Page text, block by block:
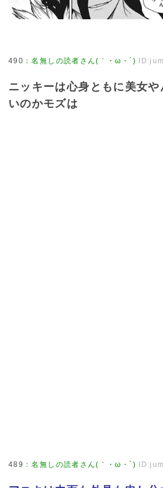
490 ：名無しの読者さん(｀・ω・´)
ニッキーは心身ともに美女や
いのかモズは
489 ：名無しの読者さん(｀・ω・´)